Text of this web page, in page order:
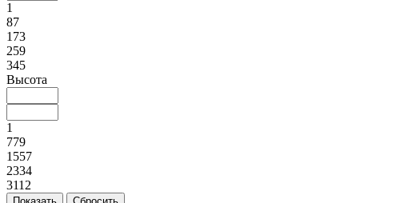
1
87
173
259
345
Высота
1
779
1557
2334
3112